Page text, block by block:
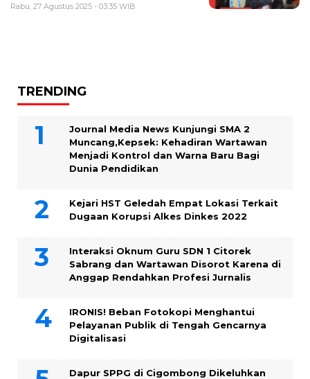
Rabu, 27 Agustus 2025 - 03:35 WIB
TRENDING
Journal Media News Kunjungi SMA 2
Muncang,Kepsek: Kehadiran Wartawan
Menjadi Kontrol dan Warna Baru Bagi
Dunia Pendidikan
Kejari HST Geledah Empat Lokasi Terkait
Dugaan Korupsi Alkes Dinkes 2022
Interaksi Oknum Guru SDN 1 Citorek
Sabrang dan Wartawan Disorot Karena di
Anggap Rendahkan Profesi Jurnalis
IRONIS! Beban Fotokopi Menghantui
Pelayanan Publik di Tengah Gencarnya
Digitalisasi
Dapur SPPG di Cigombong Dikeluhkan